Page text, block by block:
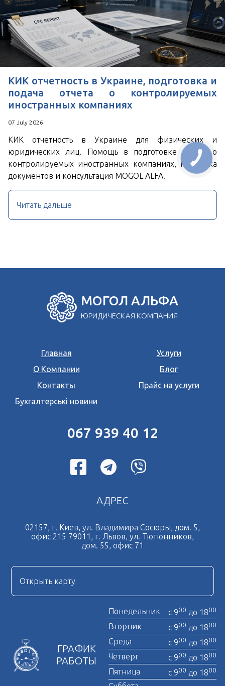
КИК отчетность в Украине, подготовка и
подача отчета о контролируемых
иностранных компаниях
07 July 2026
КИК отчетность в Украине для физических и
юридических лиц. Помощь в подготовке отчета о
контролируемых иностранных компаниях, проверка
документов и консультация MOGOL ALFA.
Читать дальше
МОГОЛ АЛЬФА
ЮРИДИЧЕСКАЯ КОМПАНИЯ
Главная
Услуги
О Компании
Блог
Контакты
Прайс на услуги
Бухгалтерські новини
067 939 40 12
АДРЕС
02157, г. Киев, ул. Владимира Сосюры, дом. 5,
офис 215 79011, г. Львов, ул. Тютюнников,
дом. 55, офис 71
Открыть карту
ГРАФИК
РАБОТЫ
Понедельник с 900 до 1800
Вторник с 900 до 1800
Среда с 900 до 1800
Четверг с 900 до 1800
Пятница с 900 до 1800